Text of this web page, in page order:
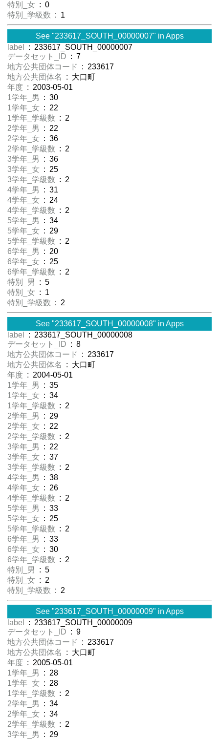
特別_女 : 0
特別_学級数 : 1
See "233617_SOUTH_00000007" in Apps
label
: 233617_SOUTH_00000007
データセット_ID : 7
地方公共団体コード
: 233617
地方公共団体名
: 大口町
年度 : 2003-05-01
1学年_男
: 30
1学年_女 : 22
1学年_学級数 : 2
2学年_男
: 22
2学年_女 : 36
2学年_学級数 : 2
3学年_男
: 36
3学年_女 : 25
3学年_学級数 : 2
4学年_男
: 31
4学年_女 : 24
4学年_学級数 : 2
5学年_男
: 34
5学年_女 : 29
5学年_学級数 : 2
6学年_男
: 20
6学年_女 : 25
6学年_学級数 : 2
特別_男
: 5
特別_女 : 1
特別_学級数 : 2
See "233617_SOUTH_00000008" in Apps
label
: 233617_SOUTH_00000008
データセット_ID : 8
地方公共団体コード
: 233617
地方公共団体名
: 大口町
年度 : 2004-05-01
1学年_男
: 35
1学年_女 : 34
1学年_学級数 : 2
2学年_男
: 29
2学年_女 : 22
2学年_学級数 : 2
3学年_男
: 22
3学年_女 : 37
3学年_学級数 : 2
4学年_男
: 38
4学年_女 : 26
4学年_学級数 : 2
5学年_男
: 33
5学年_女 : 25
5学年_学級数 : 2
6学年_男
: 33
6学年_女 : 30
6学年_学級数 : 2
特別_男
: 5
特別_女 : 2
特別_学級数 : 2
See "233617_SOUTH_00000009" in Apps
label
: 233617_SOUTH_00000009
データセット_ID : 9
地方公共団体コード
: 233617
地方公共団体名
: 大口町
年度 : 2005-05-01
1学年_男
: 28
1学年_女 : 28
1学年_学級数 : 2
2学年_男
: 34
2学年_女 : 34
2学年_学級数 : 2
3学年_男
: 29